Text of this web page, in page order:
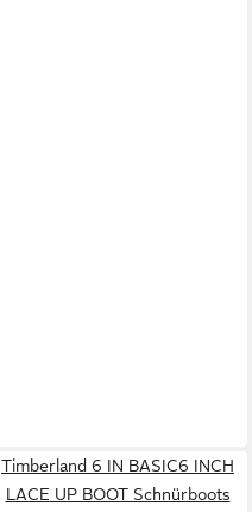
Timberland 6 IN BASIC6 INCH
LACE UP BOOT Schnürboots